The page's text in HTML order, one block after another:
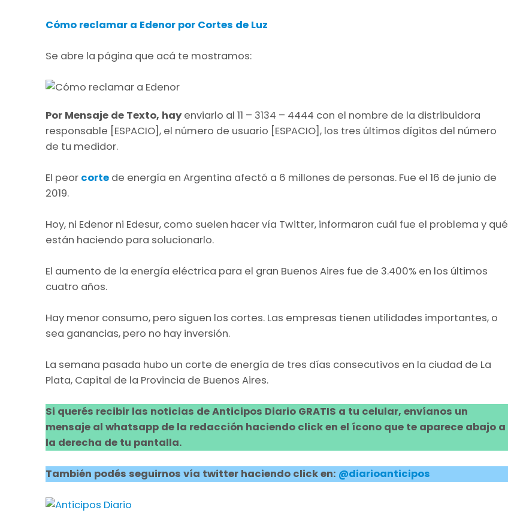
Cómo reclamar a Edenor por Cortes de Luz
Se abre la página que acá te mostramos:
Por Mensaje de Texto, hayenviarlo al 11 – 3134 – 4444 con el nombre de la distribuidora
responsable [ESPACIO], el número de usuario [ESPACIO], los tres últimos dígitos del número
de tu medidor.
El peor corte de energía en Argentina afectó a 6 millones de personas. Fue el 16 de junio de
2019.
Hoy, ni Edenor ni Edesur, como suelen hacer vía Twitter, informaron cuál fue el problema y qué
están haciendo para solucionarlo.
El aumento de la energía eléctrica para el gran Buenos Aires fue de 3.400% en los últimos
cuatro años.
Hay menor consumo, pero siguen los cortes. Las empresas tienen utilidades importantes, o
sea ganancias, pero no hay inversión.
La semana pasada hubo un corte de energía de tres días consecutivos en la ciudad de La
Plata, Capital de la Provincia de Buenos Aires.
Si querés recibir las noticias de Anticipos Diario GRATIS a tu celular, envíanos un
mensaje al whatsapp de la redacción haciendo click en el ícono que te aparece abajo a
la derecha de tu pantalla.
También podés seguirnos vía twitter haciendo click en: @diarioanticipos